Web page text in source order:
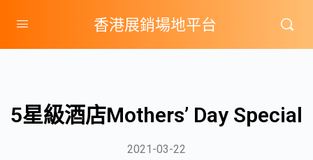
香港展銷場地平台
5星級酒店Mothers’ Day Special
2021-03-22